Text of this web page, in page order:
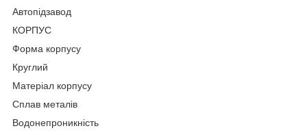
Автопідзавод
КОРПУС
Форма корпусу
Круглий
Матеріал корпусу
Сплав металів
Водонепроникність